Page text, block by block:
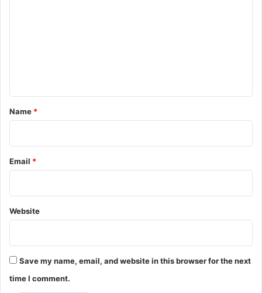
*
Name *
Email *
Website
Save my name, email, and website in this browser for the next
time I comment.